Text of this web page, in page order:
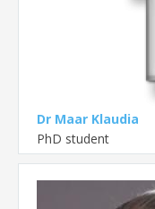
Dr Maar Klaudia
PhD student